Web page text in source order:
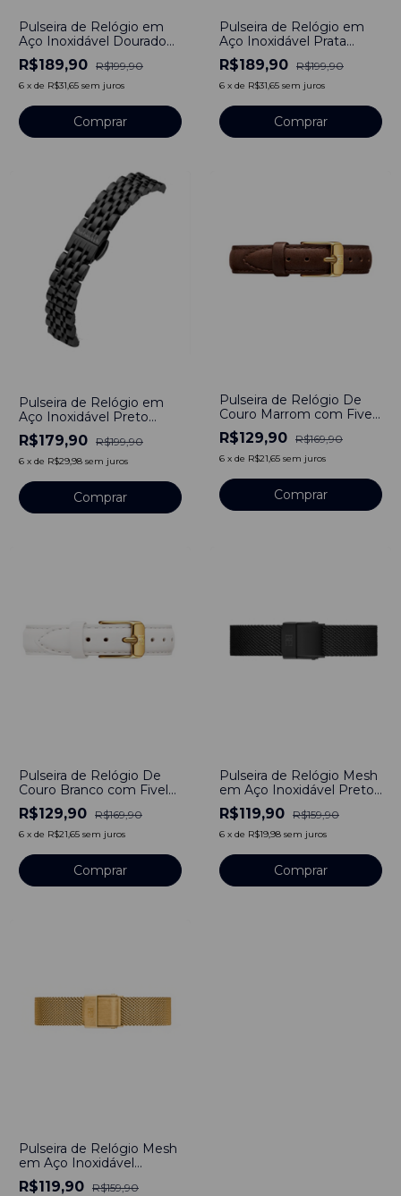
Pulseira de Relógio em
Aço Inoxidável Dourado
18mm com engate
rápido
R$189,90 R$199,90
6 x de R$31,65 sem juros
Comprar
Pulseira de Relógio em
Aço Inoxidável Prata
18mm com engate
rápido
R$189,90 R$199,90
6 x de R$31,65 sem juros
Comprar
Pulseira de Relógio em
Aço Inoxidável Preto
18mm Com Engate
rápido
R$179,90 R$199,90
6 x de R$29,98 sem juros
Comprar
Pulseira de Relógio De
Couro Marrom com Fivela
em Aço Inoxidável 18mm
R$129,90 R$169,90
6 x de R$21,65 sem juros
Comprar
Pulseira de Relógio De
Couro Branco com Fivela
em Aço Inoxidável 18mm
R$129,90 R$169,90
6 x de R$21,65 sem juros
Comprar
Pulseira de Relógio Mesh
em Aço Inoxidável Preto
18mm
R$119,90 R$159,90
6 x de R$19,98 sem juros
Comprar
Pulseira de Relógio Mesh
em Aço Inoxidável
Dourado 18mm
R$119,90 R$159,90